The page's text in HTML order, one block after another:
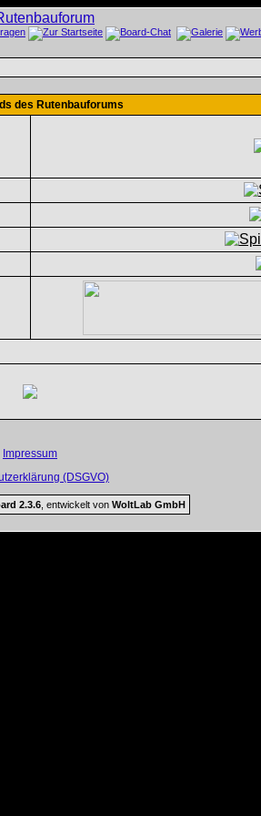
des Rutenbauforums
Impressum
(DSGVO)
2.3.6, entwickelt von WoltLab GmbH